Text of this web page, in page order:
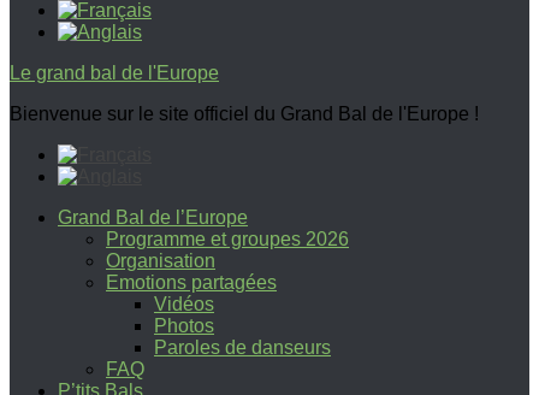
Le grand bal de l'Europe
Bienvenue sur le site officiel du Grand Bal de l'Europe !
Grand Bal de l’Europe
Programme et groupes 2026
Organisation
Emotions partagées
Vidéos
Photos
Paroles de danseurs
FAQ
P’tits Bals